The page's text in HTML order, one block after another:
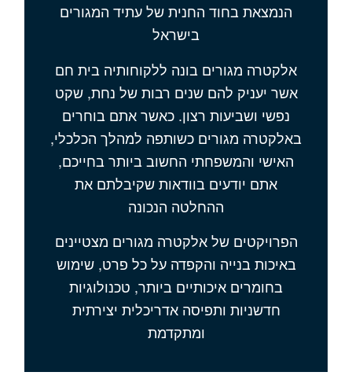
הנמצאת בחוד החנית של עתיד המגורים
בישראל
אלקטרה מגורים בונה ללקוחותיה בית חם
אשר יעניק להם שנים רבות של נחת, שקט
נפשי ושביעות רצון. כאשר אתם בוחרים
באלקטרה מגורים כשותפה למהלך הכלכלי,
האישי והמשפחתי החשוב ביותר בחייכם,
אתם יודעים בוודאות שקיבלתם את
ההחלטה הנכונה
הפרויקטים של אלקטרה מגורים מצטיינים
באיכות בנייה והקפדה על כל פרט, שימוש
בחומרים איכותיים ביותר, טכנולוגיות
חדשניות ותפיסה אדריכלית יצירתית
ומתקדמת